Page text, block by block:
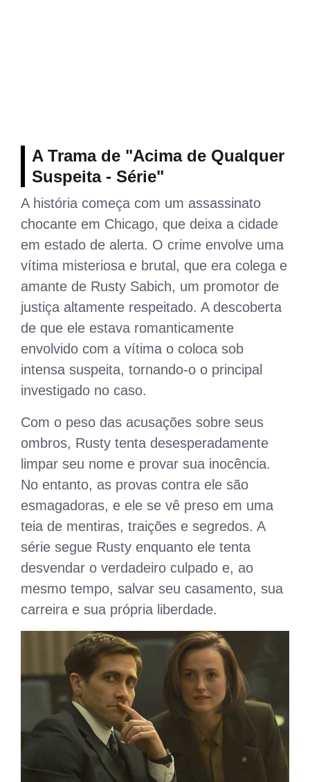
A Trama de "Acima de Qualquer
Suspeita - Série"
A história começa com um assassinato
chocante em Chicago, que deixa a cidade
em estado de alerta. O crime envolve uma
vítima misteriosa e brutal, que era colega e
amante de Rusty Sabich, um promotor de
justiça altamente respeitado. A descoberta
de que ele estava romanticamente
envolvido com a vítima o coloca sob
intensa suspeita, tornando-o o principal
investigado no caso.
Com o peso das acusações sobre seus
ombros, Rusty tenta desesperadamente
limpar seu nome e provar sua inocência.
No entanto, as provas contra ele são
esmagadoras, e ele se vê preso em uma
teia de mentiras, traições e segredos. A
série segue Rusty enquanto ele tenta
desvendar o verdadeiro culpado e, ao
mesmo tempo, salvar seu casamento, sua
carreira e sua própria liberdade.